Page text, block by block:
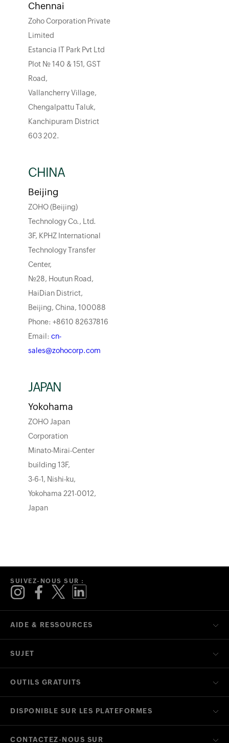
Chennai
Zoho Corporation Private
Limited
Estancia IT Park Pvt Ltd
Plot No. 140 & 151, GST
Road,
Vallancherry Village,
Chengalpattu Taluk,
Kanchipuram District
603 202.
CHINA
Beijing
ZOHO (Beijing)
Technology Co., Ltd.
3F, KPHZ International
Technology Transfer
Center,
No.28, Houtun Road,
HaiDian District,
Beijing, China, 100088
Phone: +8610 82637816
Email: cn-
sales@zohocorp.com
JAPAN
Yokohama
ZOHO Japan
Corporation
Minato-Mirai-Center
building 13F,
3-6-1, Nishi-ku,
Yokohama 221-0012,
Japan
AIDE & RESSOURCES
SUJET
OUTILS GRATUITS
DISPONIBLE SUR LES PLATEFORMES
CONTACTEZ-NOUS SUR
SUIVEZ-NOUS SUR :